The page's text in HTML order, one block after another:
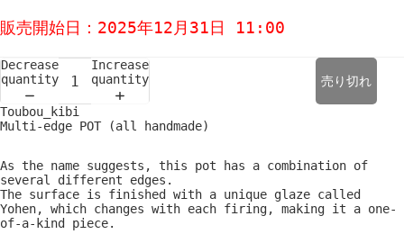
販売開始日：2025年12月31日 11:00
Decrease
quantity
Increase
quantity
売り切れ
Toubou_kibi
Multi-edge POT (all handmade)
As the name suggests, this pot has a combination of
several different edges.
The surface is finished with a unique glaze called
Yohen, which changes with each firing, making it a one-
of-a-kind piece.